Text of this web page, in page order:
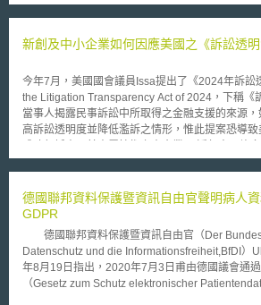
年11月13日起，重點包括定義規定、印度資料保
13日起，聚焦於印度特有之「同意管理人（
料主體負有信賴義務與善良管理責任）一般義務
處理者制度、當事人權利、跨境傳輸及適用除外等
一、明確化告知與同意規範：DPDP規則要求資
意前，須以獨立且易懂之方式提供告知，清楚說
義務、登錄程序及監理機制加以規範，並賦予
權限。 三、強化資安措施與侵害通報：DPDP規則明定資料受託者應採取安
全維護措施，其最低標準包括加密、存取控制、日
料處理相關契約管理等。另建立個資侵害通報制度
人及DPBI，並於72小時內補充完整資訊。 四、加重大型平台與特定資料保
護機制：DPDP規則要求大型電子商務、線上遊戲
且無保存義務時刪除個人資料；並就18歲以下兒
新創及中小企業如何因應美國之《訴訟透明
今年7月，美國國會議員Issa提出了《2024年訴訟
the Litigation Transparency Act of 2024，下稱《
當事人揭露民事訴訟中所取得之金融支援的來源
高訴訟透明度並降低濫訴之情形，惟此提案恐導致
競爭對手竊取其專屬技術，然而僅有少數案例成
這是由於新創及中小企業縱有證據證明其智慧財產
沒有足夠資力與大型科技公司抗衡之窘境，因此往
技術授權所需之成本，因此被稱之為「有效侵權
infringement）」。 新創及中小企業近期透過與第三方金融資助者協議共享
訴訟取得之賠償等方式，降低其進入訴訟程序的經
公司所採取之「有效侵權」。然而最近一系列案例
德國聯邦資料保護暨資訊自由官聲明病人
GDPR
德國聯邦資料保護暨資訊自由官（Der
Datenschutz und die Informationsfreiheit,BfDI）
年8月19日指出，2020年7月3日甫由德國議會通
（Gesetz zum Schutz elektronischer